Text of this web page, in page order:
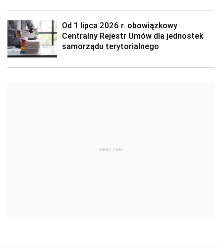
Od 1 lipca 2026 r. obowiązkowy
Centralny Rejestr Umów dla jednostek
samorządu terytorialnego
REKLAMA